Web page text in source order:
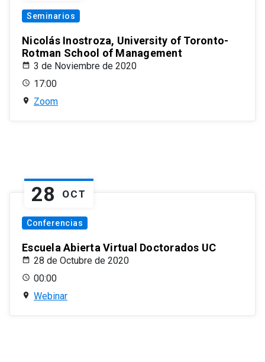
Seminarios
Nicolás Inostroza, University of Toronto-
Rotman School of Management
3 de Noviembre de 2020
17:00
Zoom
28 OCT
Conferencias
Escuela Abierta Virtual Doctorados UC
28 de Octubre de 2020
00:00
Webinar